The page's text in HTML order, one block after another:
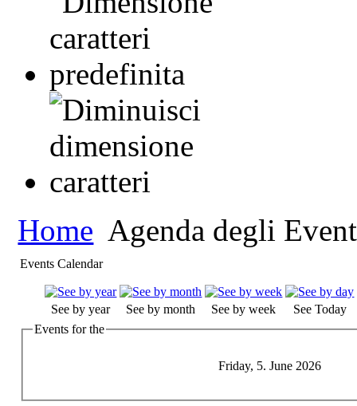
Home Agenda degli
Events Calendar
See by year See by month See by week
See Today
Events for the
Friday, 5. June 2026